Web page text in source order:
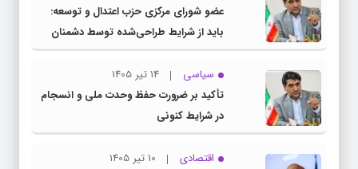
عضو شورای مرکزی حزب اعتدال و توسعه:
باید از شرایط طراحی‌شده توسط دشمنان
عبور کنیم
سیاسی
14 تیر 1405
تأکید بر ضرورت حفظ وحدت ملی و انسجام
در شرایط کنونی
اقتصادی
10 تیر 1405